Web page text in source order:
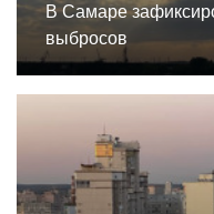
В Самаре
выбросов